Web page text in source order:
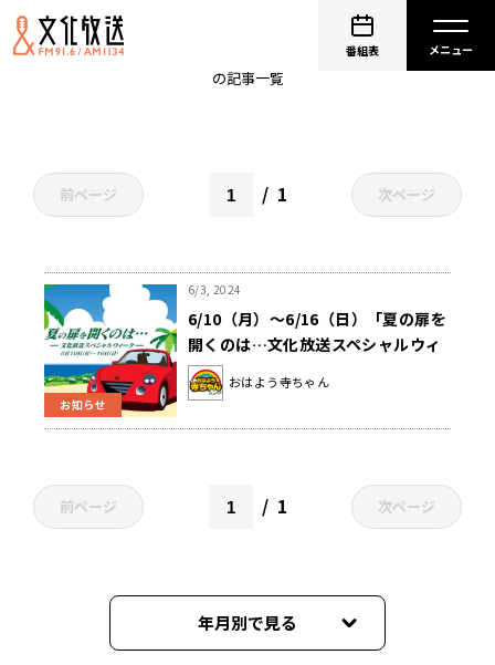
番組表
の記事一覧
前ページ 1 次ページ
お知らせ
6/3, 2024
6/10（月）～6/16（日）「夏の扉を
開くのは…文化放送スペシャルウィ
ーク」開催
おはよう寺ちゃん
前ページ 1 次ページ
年月別で見る